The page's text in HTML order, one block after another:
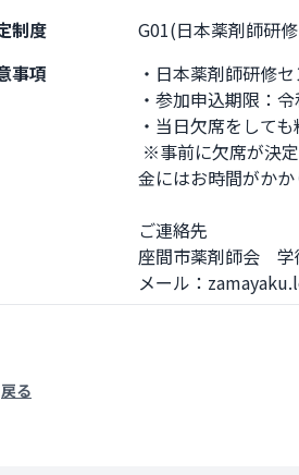
制度
G01(日本薬剤師研
事項
・日本薬剤師研修
・参加申込期限：
・当日欠席をして
金にはお時間がかか
ご連絡先
座間市薬剤師会　
メール：
戻る